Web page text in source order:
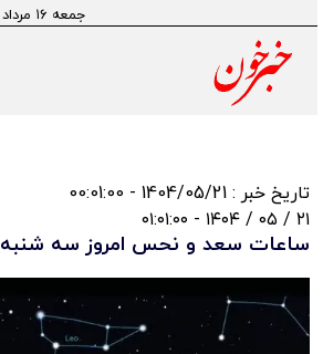
جمعه ۱۶ مرداد ۱۴۰۵ ۲۳:۴۷ ب ظ
تاریخ خبر : 1404/05/21 - 00:01:00
۲۱ / ۰۵ / ۱۴۰۴ - ۰۱:۰۱:۰۰
ساعات سعد و نحس امروز سه شنبه ۲۱ مرداد + جدول